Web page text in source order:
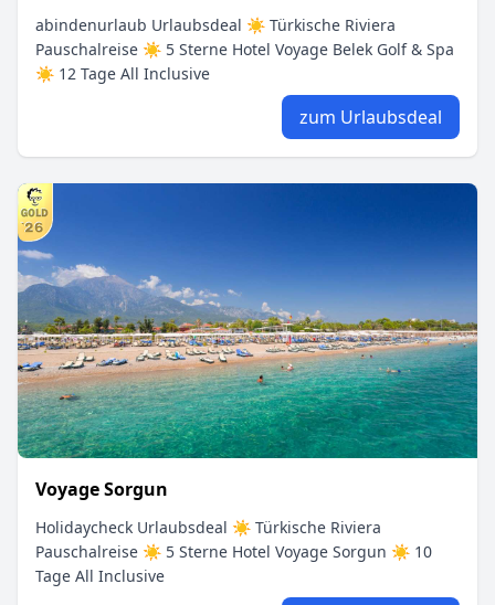
abindenurlaub Urlaubsdeal ☀ Türkische Riviera
Pauschalreise ☀ 5 Sterne Hotel Voyage Belek Golf & Spa
☀ 12 Tage All Inclusive
zum Urlaubsdeal
Voyage Sorgun
Holidaycheck Urlaubsdeal ☀ Türkische Riviera
Pauschalreise ☀ 5 Sterne Hotel Voyage Sorgun ☀ 10
Tage All Inclusive